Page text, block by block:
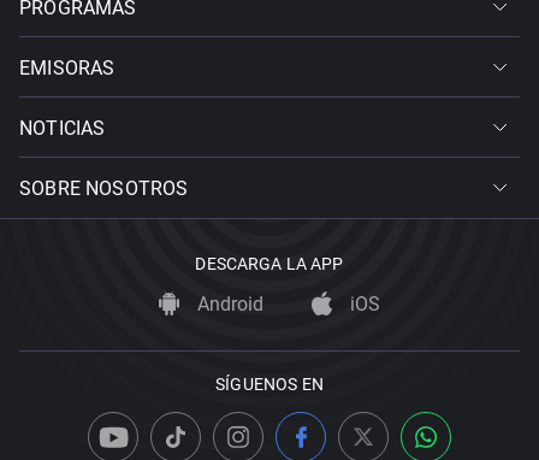
PROGRAMAS
EMISORAS
NOTICIAS
SOBRE NOSOTROS
DESCARGA LA APP
Android iOS
SÍGUENOS EN